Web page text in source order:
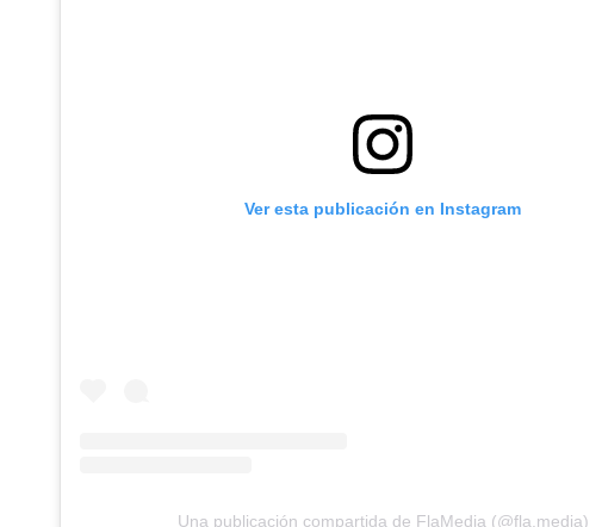
Ver esta publicación en Instagram
Una publicación compartida de FlaMedia (@fla.media)